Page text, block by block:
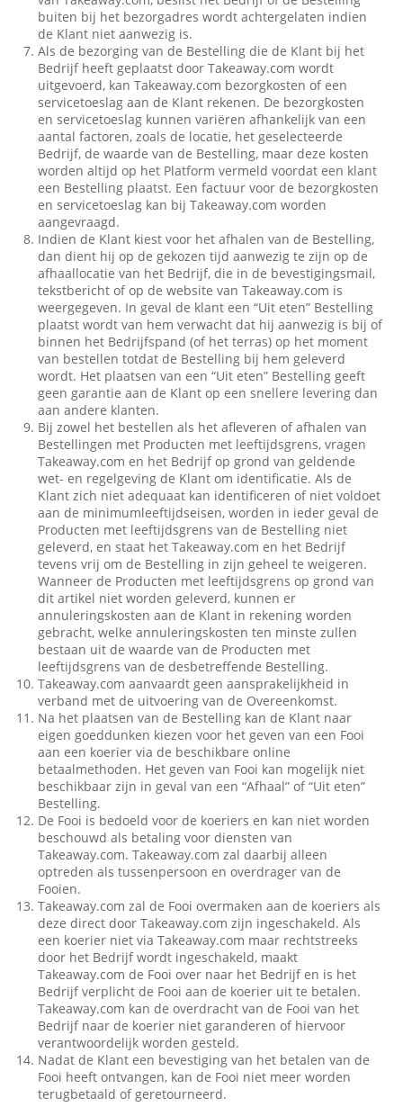
buiten bij het bezorgadres wordt achtergelaten indien
de Klant niet aanwezig is.
Als de bezorging van de Bestelling die de Klant bij het
Bedrijf heeft geplaatst door Takeaway.com wordt
uitgevoerd, kan Takeaway.com bezorgkosten of een
servicetoeslag aan de Klant rekenen. De bezorgkosten
en servicetoeslag kunnen variëren afhankelijk van een
aantal factoren, zoals de locatie, het geselecteerde
Bedrijf, de waarde van de Bestelling, maar deze kosten
worden altijd op het Platform vermeld voordat een klant
een Bestelling plaatst. Een factuur voor de bezorgkosten
en servicetoeslag kan bij Takeaway.com worden
aangevraagd.
Indien de Klant kiest voor het afhalen van de Bestelling,
dan dient hij op de gekozen tijd aanwezig te zijn op de
afhaallocatie van het Bedrijf, die in de bevestigingsmail,
tekstbericht of op de website van Takeaway.com is
weergegeven. In geval de klant een “Uit eten” Bestelling
plaatst wordt van hem verwacht dat hij aanwezig is bij of
binnen het Bedrijfspand (of het terras) op het moment
van bestellen totdat de Bestelling bij hem geleverd
wordt. Het plaatsen van een “Uit eten” Bestelling geeft
geen garantie aan de Klant op een snellere levering dan
aan andere klanten.
Bij zowel het bestellen als het afleveren of afhalen van
Bestellingen met Producten met leeftijdsgrens, vragen
Takeaway.com en het Bedrijf op grond van geldende
wet- en regelgeving de Klant om identificatie. Als de
Klant zich niet adequaat kan identificeren of niet voldoet
aan de minimumleeftijdseisen, worden in ieder geval de
Producten met leeftijdsgrens van de Bestelling niet
geleverd, en staat het Takeaway.com en het Bedrijf
tevens vrij om de Bestelling in zijn geheel te weigeren.
Wanneer de Producten met leeftijdsgrens op grond van
dit artikel niet worden geleverd, kunnen er
annuleringskosten aan de Klant in rekening worden
gebracht, welke annuleringskosten ten minste zullen
bestaan uit de waarde van de Producten met
leeftijdsgrens van de desbetreffende Bestelling.
Takeaway.com aanvaardt geen aansprakelijkheid in
verband met de uitvoering van de Overeenkomst.
Na het plaatsen van de Bestelling kan de Klant naar
eigen goeddunken kiezen voor het geven van een Fooi
aan een koerier via de beschikbare online
betaalmethoden. Het geven van Fooi kan mogelijk niet
beschikbaar zijn in geval van een “Afhaal” of “Uit eten”
Bestelling.
De Fooi is bedoeld voor de koeriers en kan niet worden
beschouwd als betaling voor diensten van
Takeaway.com. Takeaway.com zal daarbij alleen
optreden als tussenpersoon en overdrager van de
Fooien.
Takeaway.com zal de Fooi overmaken aan de koeriers als
deze direct door Takeaway.com zijn ingeschakeld. Als
een koerier niet via Takeaway.com maar rechtstreeks
door het Bedrijf wordt ingeschakeld, maakt
Takeaway.com de Fooi over naar het Bedrijf en is het
Bedrijf verplicht de Fooi aan de koerier uit te betalen.
Takeaway.com kan de overdracht van de Fooi van het
Bedrijf naar de koerier niet garanderen of hiervoor
verantwoordelijk worden gesteld.
Nadat de Klant een bevestiging van het betalen van de
Fooi heeft ontvangen, kan de Fooi niet meer worden
terugbetaald of geretourneerd.